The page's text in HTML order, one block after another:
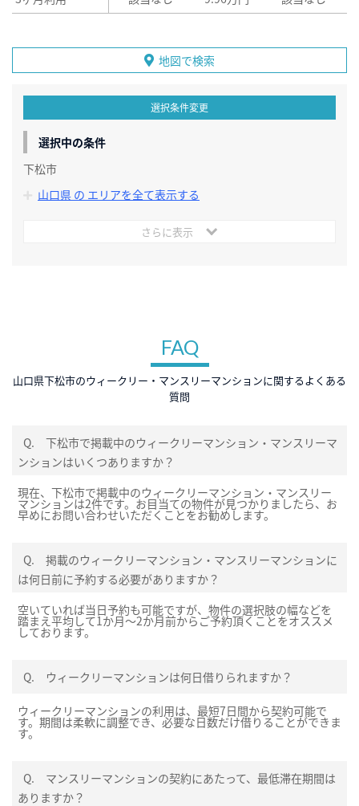
地図で検索
選択条件変更
選択中の条件
下松市
山口県 の エリアを全て表示する
さらに表示
FAQ
山口県下松市のウィークリー・マンスリーマンションに関するよくある
質問
Q.
下松市で掲載中のウィークリーマンション・マンスリーマ
ンションはいくつありますか？
現在、下松市で掲載中のウィークリーマンション・マンスリー
マンションは2件です。お目当ての物件が見つかりましたら、お
早めにお問い合わせいただくことをお勧めします。
Q.
掲載のウィークリーマンション・マンスリーマンションに
は何日前に予約する必要がありますか？
空いていれば当日予約も可能ですが、物件の選択肢の幅などを
踏まえ平均して1か月～2か月前からご予約頂くことをオススメ
しております。
Q. ウィークリーマンションは何日借りられますか？
ウィークリーマンションの利用は、最短7日間から契約可能で
す。期間は柔軟に調整でき、必要な日数だけ借りることができま
す。
Q.
マンスリーマンションの契約にあたって、最低滞在期間は
ありますか？